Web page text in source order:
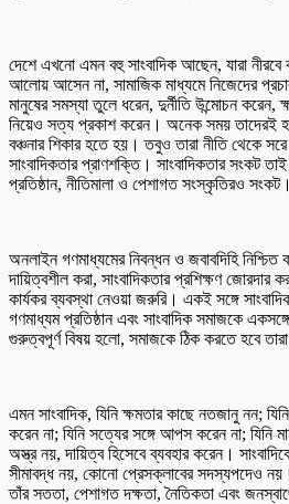
দেশে এখনো এমন বহু সাংবাদিক আছেন, যারা
আলোয় আসেন না, সামাজিক মাধ্যমে নিজেদের
মানুষের সমস্যা তুলে ধরেন, দুর্নীতি উন্মোচন করেন,
নিয়েও সত্য প্রকাশ করেন। অনেক সময় তাদেরই
বঞ্চনার শিকার হতে হয়। তবুও তারা নীতি থেকে
সাংবাদিকতার প্রাণশক্তি। সাংবাদিকতার সংকট
প্রতিষ্ঠান, নীতিমালা ও পেশাগত সংস্কৃতিরও সংকট।
অনলাইন গণমাধ্যমের নিবন্ধন ও জবাবদিহি
দায়িত্বশীল করা, সাংবাদিকতার প্রশিক্ষণ জোরদার
কার্যকর ব্যবস্থা নেওয়া জরুরি। একই সঙ্গে
গণমাধ্যম প্রতিষ্ঠান এবং সাংবাদিক সমাজকে
গুরুত্বপূর্ণ বিষয় হলো, সমাজকে ঠিক করতে হবে তারা
এমন সাংবাদিক, যিনি ক্ষমতার কাছে নতজানু নন;
করেন না; যিনি সত্যের সঙ্গে আপস করেন না; যিনি
অস্ত্র নয়, দায়িত্ব হিসেবে ব্যবহার করেন।
সীমাবদ্ধ নয়, কোনো প্রেসক্লাবের সদস্যপদেও
তাঁর সততা, পেশাগত দক্ষতা, নৈতিকতা এবং